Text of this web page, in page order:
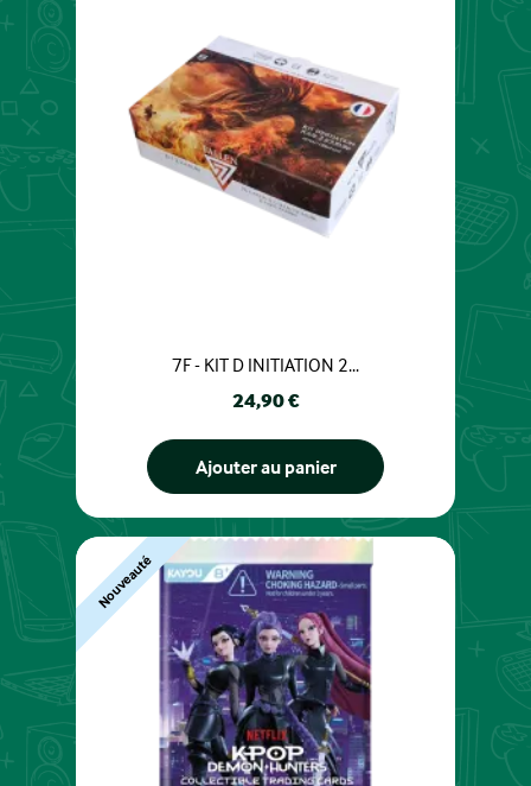
7F - KIT D INITIATION 2...
Prix
24,90 €
Ajouter au panier
Nouveauté